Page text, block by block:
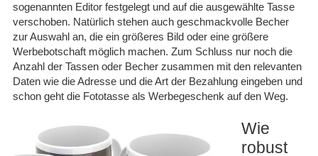
sogenannten Editor festgelegt und auf die ausgewählte Tasse
verschoben. Natürlich stehen auch geschmackvolle Becher
zur Auswahl an, die ein größeres Bild oder eine größere
Werbebotschaft möglich machen. Zum Schluss nur noch die
Anzahl der Tassen oder Becher zusammen mit den relevanten
Daten wie die Adresse und die Art der Bezahlung eingeben und
schon geht die Fototasse als Werbegeschenk auf den Weg.
Wie
robust